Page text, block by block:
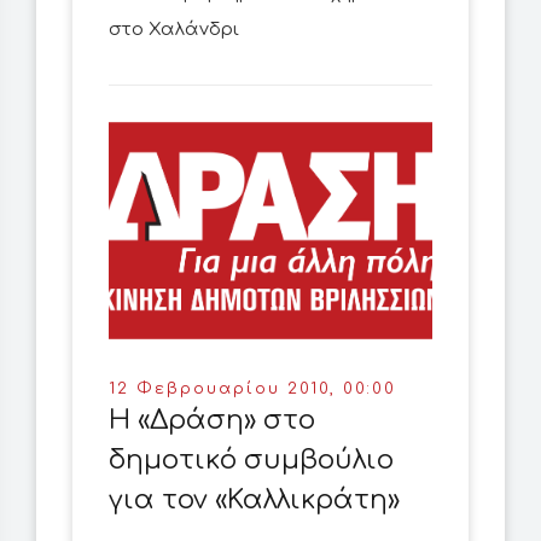
στο Χαλάνδρι
12 Φεβρουαρίου 2010, 00:00
Η «Δράση» στο
δημοτικό συμβούλιο
για τον «Καλλικράτη»